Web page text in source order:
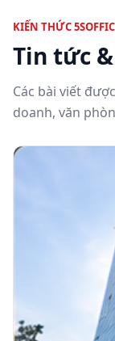
KIẾN THỨC
Tin tức
Các bài viết
doanh, văn